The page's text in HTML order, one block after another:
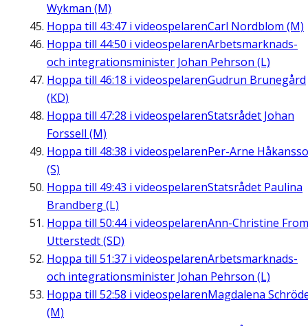
Wykman (M)
Hoppa till 43:47 i videospelarenCarl Nordblom (M)
Hoppa till 44:50 i videospelarenArbetsmarknads-
och integrationsminister Johan Pehrson (L)
Hoppa till 46:18 i videospelarenGudrun Brunegård
(KD)
Hoppa till 47:28 i videospelarenStatsrådet Johan
Forssell (M)
Hoppa till 48:38 i videospelarenPer-Arne
(S)
Hoppa till 49:43 i videospelarenStatsrådet Paulina
Brandberg (L)
Hoppa till 50:44i videospelarenAnn-Christine From
Utterstedt (SD)
Hoppa till 51:37 i videospelarenArbetsmarknads-
och integrationsminister Johan Pehrson (L)
Hoppa till 52:58 i videospelarenMagdalena
(M)